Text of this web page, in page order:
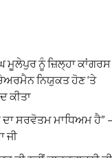
ਮੂਲੇਪੁਰ ਨੂੰ ਜ਼ਿਲ੍ਹਾ ਕਾਂਗਰਸ
ਨਿਯੁਕਤ ਹੋਣ ‘ਤੇ
ਕੀਤਾ
ਦਾ ਸਰਵੋਤਮ ਮਾਧਿਅਮ ਹੈ” –
ਜੀ